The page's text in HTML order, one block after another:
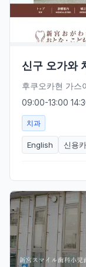
신구 오가와
후쿠오카현 가스
09:00-13:00
치과
English 신용